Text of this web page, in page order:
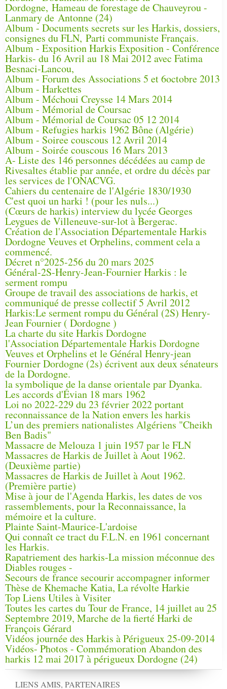
Dordogne, Hameau de forestage de Chauveyrou -
Lanmary de Antonne (24)
Album - Documents secrets sur les Harkis, dossiers,
consignes du FLN, Parti communiste Français.
Album - Exposition Harkis Exposition - Conférence
Harkis- du 16 Avril au 18 Mai 2012 avec Fatima
Besnaci-Lancou,
Album - Forum des Associations 5 et 6octobre 2013
Album - Harkettes
Album - Méchoui Creysse 14 Mars 2014
Album - Mémorial de Coursac
Album - Mémorial de Coursac 05 12 2014
Album - Refugies harkis 1962 Bône (Algérie)
Album - Soiree couscous 12 Avril 2014
Album - Soirée couscous 16 Mars 2013
A- Liste des 146 personnes décédées au camp de
Rivesaltes établie par année, et ordre du décès par
les services de l'ONACVG.
Cahiers du centenaire de l'Algérie 1830/1930
C'est quoi un harki ! (pour les nuls...)
(Cœurs de harkis) interview du lycée Georges
Leygues de Villeneuve-sur-lot à Bergerac.
Création de l'Association Départementale Harkis
Dordogne Veuves et Orphelins, comment cela a
commencé.
Décret n°2025-256 du 20 mars 2025
Général-2S-Henry-Jean-Fournier Harkis : le
serment rompu
Groupe de travail des associations de harkis, et
communiqué de presse collectif 5 Avril 2012
Harkis:Le serment rompu du Général (2S) Henry-
Jean Fournier ( Dordogne )
La charte du site Harkis Dordogne
l'Association Départementale Harkis Dordogne
Veuves et Orphelins et le Général Henry-jean
Fournier Dordogne (2s) écrivent aux deux sénateurs
de la Dordogne.
la symbolique de la danse orientale par Dyanka.
Les accords d'Évian 18 mars 1962
Loi no 2022-229 du 23 février 2022 portant
reconnaissance de la Nation envers les harkis
L’un des premiers nationalistes Algériens "Cheikh
Ben Badis"
Massacre de Melouza 1 juin 1957 par le FLN
Massacres de Harkis de Juillet à Aout 1962.
(Deuxième partie)
Massacres de Harkis de Juillet à Aout 1962.
(Première partie)
Mise à jour de l'Agenda Harkis, les dates de vos
rassemblements, pour la Reconnaissance, la
mémoire et la culture.
Plainte Saint-Maurice-L'ardoise
Qui connaît ce tract du F.L.N. en 1961 concernant
les Harkis.
Rapatriement des harkis-La mission méconnue des
Diables rouges -
Secours de france secourir accompagner informer
Thèse de Khemache Katia, La révolte Harkie
Top Liens Utiles à Visiter
Toutes les cartes du Tour de France, 14 juillet au 25
Septembre 2019, Marche de la fierté Harki de
François Gérard
Vidéos journée des Harkis à Périgueux 25-09-2014
Vidéos- Photos - Commémoration Abandon des
harkis 12 mai 2017 à périgueux Dordogne (24)
LIENS AMIS, PARTENAIRES